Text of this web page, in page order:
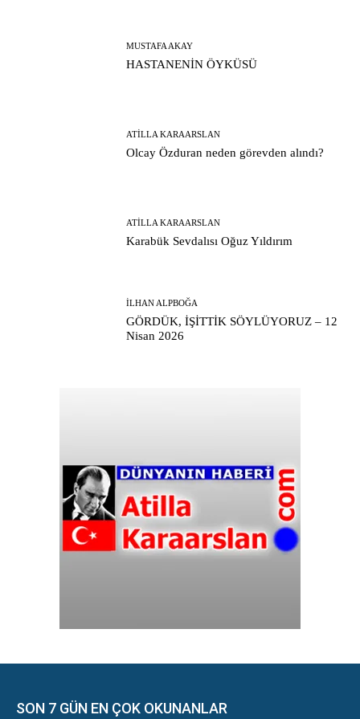
MUSTAFA AKAY
HASTANENİN ÖYKÜSÜ
ATILLA KARAARSLAN
Olcay Özduran neden görevden alındı?
ATILLA KARAARSLAN
Karabük Sevdalısı Oğuz Yıldırım
İLHAN ALPBOĞA
GÖRDÜK, İŞİTTİK SÖYLÜYORUZ – 12
Nisan 2026
SON 7 GÜN EN ÇOK OKUNANLAR